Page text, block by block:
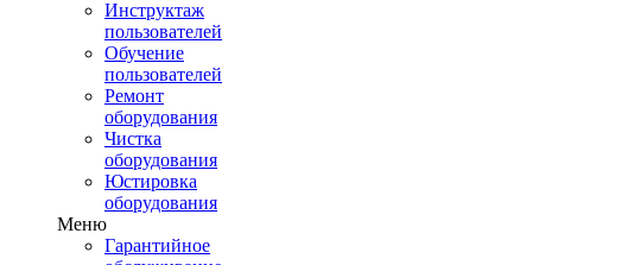
Инструктаж
пользователей
Обучение
пользователей
Ремонт
оборудования
Чистка
оборудования
Юстировка
оборудования
Меню
Гарантийное